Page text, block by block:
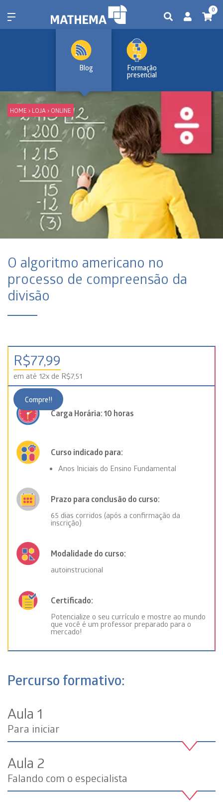
0
Blog Formação
presencial
HOME › LOJA › ONLINE
O algoritmo americano no
processo de compreensão da
divisão
R$77,99
em até 12x de R$7,51
Compre!!
Carga Horária: 10 horas
Curso indicado para:
Anos Iniciais do Ensino Fundamental
Prazo para conclusão do curso:
65 dias corridos (após a confirmação da
inscrição)
Modalidade do curso:
autoinstrucional
Certificado:
Potencialize o seu currículo e mostre ao mundo
que você é um professor preparado para o
mercado!
Percurso formativo:
Aula 1
Para iniciar
Aula 2
Falando com o especialista